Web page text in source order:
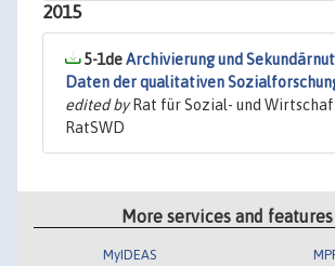
2015
5-1deArchivierung und
Daten der qualitativen
edited byRat für Sozial- und
RatSWD
More services and features
MyIDEAS